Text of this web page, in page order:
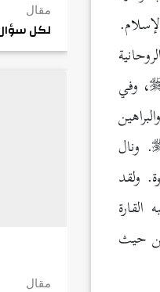
، وفي
. ونال
ولقد
حيث
مقال
لكل
مقال